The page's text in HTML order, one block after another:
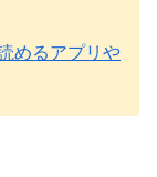
めるアプリや